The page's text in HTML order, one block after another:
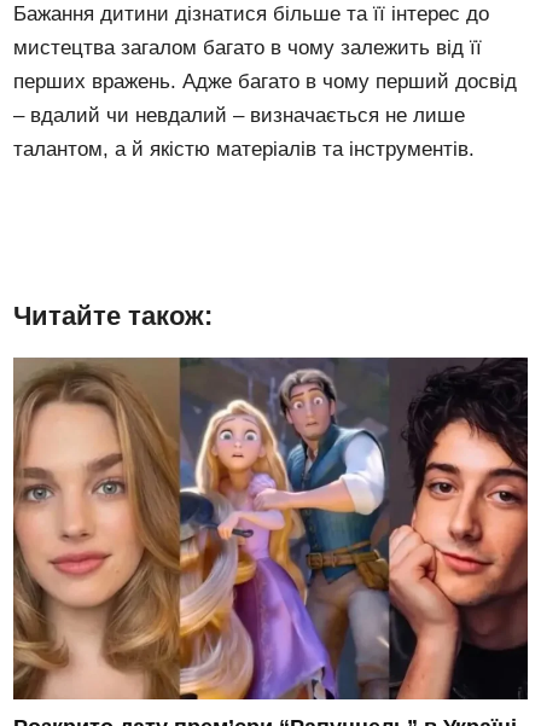
Бажання дитини дізнатися більше та її інтерес до
мистецтва загалом багато в чому залежить від її
перших вражень. Адже багато в чому перший досвід
– вдалий чи невдалий – визначається не лише
талантом, а й якістю матеріалів та інструментів.
Читайте також: